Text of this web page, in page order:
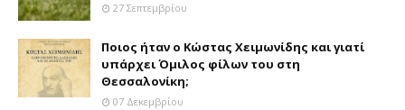
27 Σεπτεμβρίου
Ποιος ήταν ο Κώστας Χειμωνίδης και γιατί
υπάρχει Όμιλος φίλων του στη
Θεσσαλονίκη;
07 Δεκεμβρίου